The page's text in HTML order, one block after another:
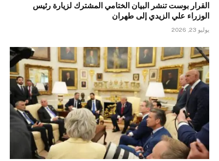
القرار بوست تنشر البيان الختامي المشترك لزيارة رئيس
الوزراء علي الزيدي إلى طهران
يوليو 23, 2026